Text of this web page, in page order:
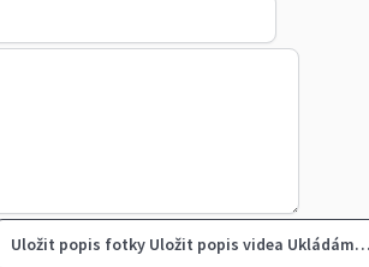
Uložit popis fotky Uložit popis videa